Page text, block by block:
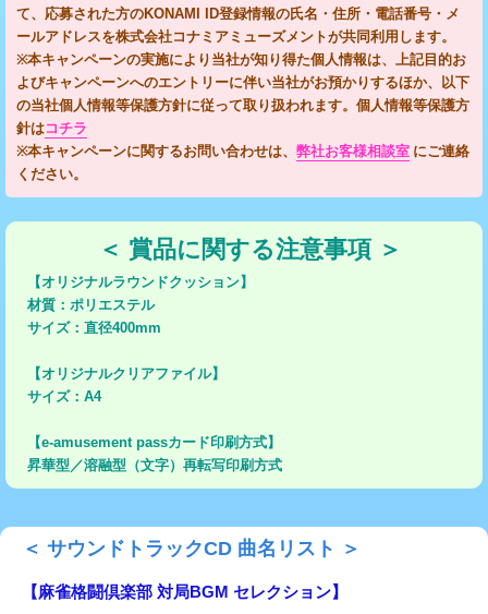
て、応募された方のKONAMI ID登録情報の氏名・住所・電話番号・メ
ールアドレスを株式会社コナミアミューズメントが共同利用します。
※本キャンペーンの実施により当社が知り得た個人情報は、上記目的お
よびキャンペーンへのエントリーに伴い当社がお預かりするほか、以下
の当社個人情報等保護方針に従って取り扱われます。個人情報等保護方
針はコチラ
※本キャンペーンに関するお問い合わせは、 弊社お客様相談室 にご連絡
ください。
＜ 賞品に関する注意事項 ＞
【オリジナルラウンドクッション】
材質：ポリエステル
サイズ：直径400mm
【オリジナルクリアファイル】
サイズ：A4
【e-amusement passカード印刷方式】
昇華型／溶融型（文字）再転写印刷方式
＜ サウンドトラックCD 曲名リスト ＞
【麻雀格闘倶楽部 対局BGM セレクション】